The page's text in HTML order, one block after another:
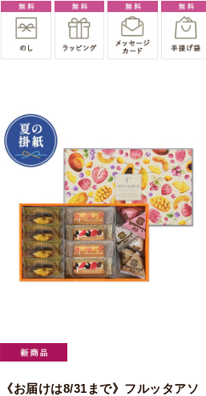
《お届けは8/31まで》フルッタアソ